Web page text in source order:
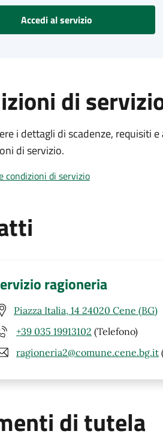
Accedi al servizio
di
i dettagli di scadenze, requisiti
di servizio.
condizioni di servizio
ragioneria
Piazza Italia, 14 24020 Cene (BG)
+39 035 19913102 (Telefono)
ragioneria2@comune.cene.bg.it
di tutela